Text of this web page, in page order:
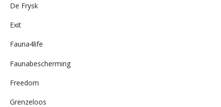
De Frysk
Exit
Fauna4life
Faunabescherming
Freedom
Grenzeloos